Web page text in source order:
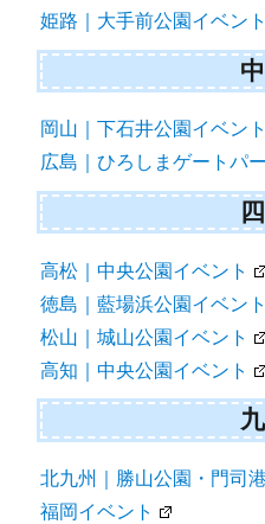
姫路｜大手前公園イベント
岡山｜下石井公園イベント
広島｜ひろしまゲートパ
高松｜中央公園イベント
徳島｜藍場浜公園イベント
松山｜城山公園イベント
高知｜中央公園イベント
北九州｜勝山公園・門司
福岡イベント